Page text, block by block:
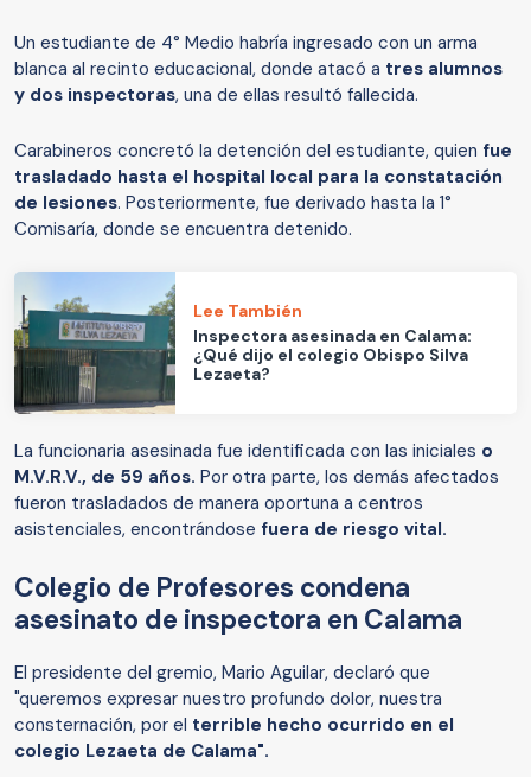
Un estudiante de 4° Medio habría ingresado con un arma
blanca al recinto educacional, donde atacó a tres alumnos
y dos inspectoras, una de ellas resultó fallecida.
Carabineros concretó la detención del estudiante, quien fue
trasladado hasta el hospital local para la constatación
de lesiones. Posteriormente, fue derivado hasta la 1°
Comisaría, donde se encuentra detenido.
Lee También
Inspectora asesinada en Calama:
¿Qué dijo el colegio Obispo Silva
Lezaeta?
La funcionaria asesinada fue identificada con las iniciales o
M.V.R.V., de 59 años. Por otra parte, los demás afectados
fueron trasladados de manera oportuna a centros
asistenciales, encontrándose fuera de riesgo vital.
Colegio de Profesores condena
asesinato de inspectora en Calama
El presidente del gremio, Mario Aguilar, declaró que
"queremos expresar nuestro profundo dolor, nuestra
consternación, por el terrible hecho ocurrido en el
colegio Lezaeta de Calama".